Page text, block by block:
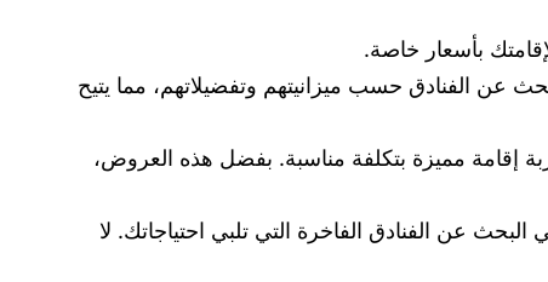
بأسعار خاصة.
عن الفنادق حسب ميزانيتهم وتفضيلاتهم، مما يتيح
إقامة مميزة بتكلفة مناسبة. بفضل هذه العروض،
عن الفنادق الفاخرة التي تلبي احتياجاتك. لا